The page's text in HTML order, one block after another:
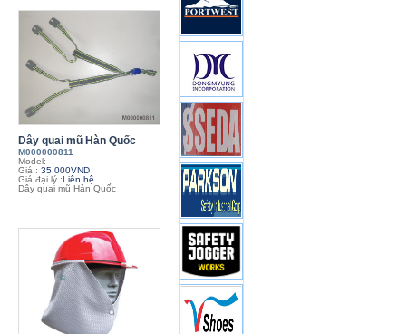
Dây quai mũ Hàn Quốc
M000000811
Model:
Giá : 35.000VND
Giá đại lý :Liên hệ
Dây quai mũ Hàn Quốc